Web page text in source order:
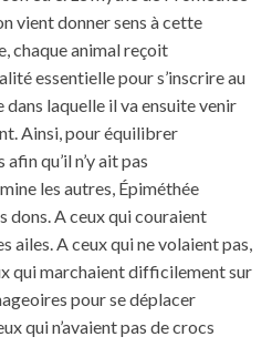
vient donner sens à cette
chaque animal reçoit
essentielle pour s’inscrire au
dans laquelle il va ensuite venir
Ainsi, pour équilibrer
qu’il n’y ait pas
les autres, Épiméthée
dons. A ceux qui couraient
ailes. A ceux qui ne volaient pas,
qui marchaient difficilement sur
pour se déplacer
qui n’avaient pas de crocs